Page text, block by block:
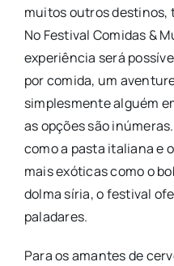
muitos outros destinos,
No Festival Comidas &
experiência será
por comida, um
simplesmente alguém
as opções são
como a pasta italiana e
mais exóticas como o
dolma síria, o festival
paladares.
Para os amantes de